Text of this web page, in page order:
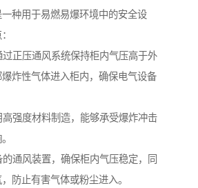
种用于易燃易爆环境中的安全设
过正压通风系统保持柜内气压高于外
炸性气体进入柜内，确保电气设备
强度材料制造，能够承受爆炸冲击
通风装置，确保柜内气压稳定，同
防止有害气体或粉尘进入。